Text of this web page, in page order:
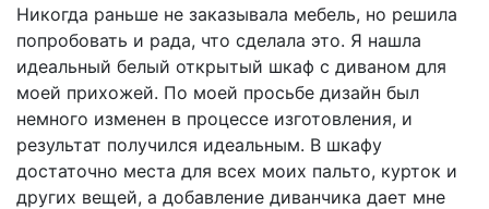
Никогда раньше не заказывала мебель, но решила
попробовать и рада, что сделала это. Я нашла
идеальный белый открытый шкаф с диваном для
моей прихожей. По моей просьбе дизайн был
немного изменен в процессе изготовления, и
результат получился идеальным. В шкафу
достаточно места для всех моих пальто, курток и
других вещей, а добавление диванчика дает мне